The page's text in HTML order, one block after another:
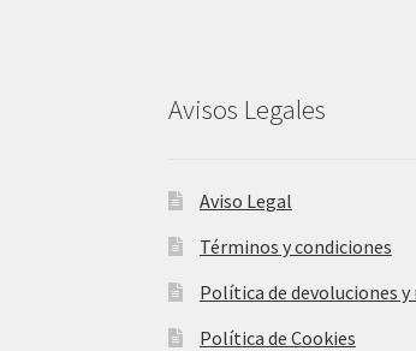
Avisos Legales
Aviso Legal
Términos y condiciones
Política de devoluciones
Política de Cookies